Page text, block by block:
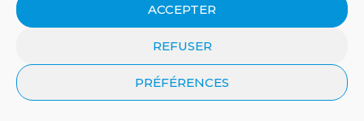
ACCEPTER
REFUSER
PRÉFÉRENCES